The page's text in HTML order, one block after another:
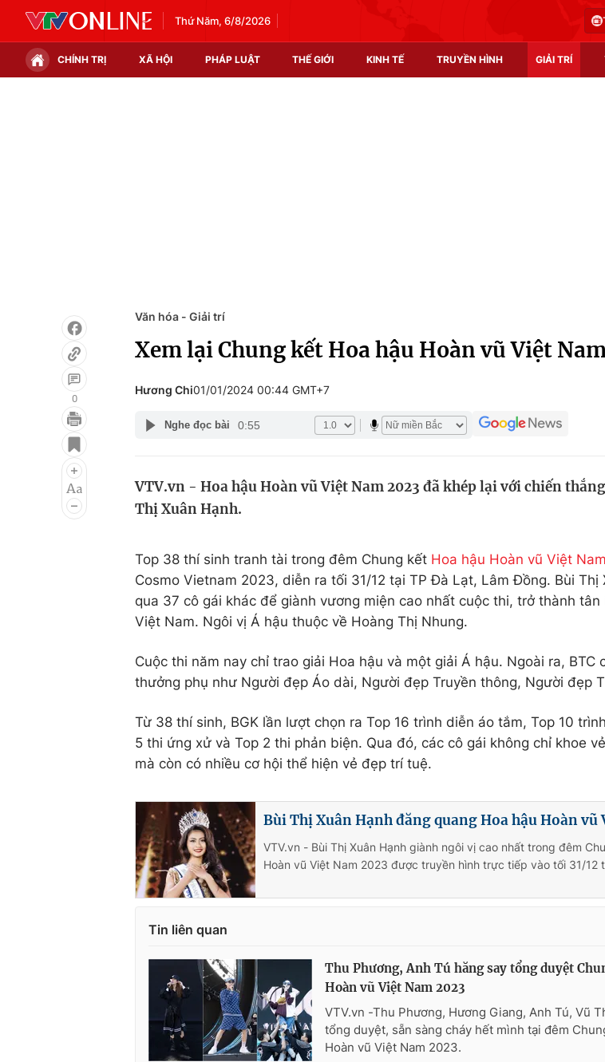
Thứ Năm, 6/8/2026
CHÍNH TRỊ XÃ HỘI PHÁP LUẬT THẾ GIỚI KINH TẾ TRUYỀN HÌNH GIẢI TRÍ
Điện ảnh
Âm nhạc
Làm đẹp
Giáo dục
Học trực tuyến
0
Văn hóa - Giải trí
Xem lại Chung kết Hoa hậu Hoàn vũ Việt
Hương Chi01/01/2024 00:44 GMT+7
Nghe đọc bài 0:55
VTV.vn - Hoa hậu Hoàn vũ Việt Nam 2023 đã khép lại với chiến
Thị Xuân Hạnh.
Top 38 thí sinh tranh tài trong đêm Chung kết Hoa hậu Hoàn vũ Việt
Cosmo Vietnam 2023, diễn ra tối 31/12 tại TP Đà Lạt, Lâm Đồng. Bùi Thị
qua 37 cô gái khác để giành vương miện cao nhất cuộc thi, trở thành tân
Việt Nam. Ngôi vị Á hậu thuộc về Hoàng Thị Nhung.
Cuộc thi năm nay chỉ trao giải Hoa hậu và một giải Á hậu. Ngoài ra, BTC
thưởng phụ như Người đẹp Áo dài, Người đẹp Truyền thông, Người đẹp
Từ 38 thí sinh, BGK lần lượt chọn ra Top 16 trình diễn áo tắm, Top 10
5 thi ứng xử và Top 2 thi phản biện. Qua đó, các cô gái không chỉ khoe
mà còn có nhiều cơ hội thể hiện vẻ đẹp trí tuệ.
Bùi Thị Xuân Hạnh đăng quang Hoa hậu Hoàn vũ
VTV.vn - Bùi Thị Xuân Hạnh giành ngôi vị cao nhất trong đêm
Hoàn vũ Việt Nam 2023 được truyền hình trực tiếp vào tối 31/12
Tin liên quan
Thu Phương, Anh Tú hăng say tổng duyệt
Hoàn vũ Việt Nam 2023
VTV.vn -Thu Phương, Hương Giang, Anh Tú, Vũ
tổng duyệt, sẵn sàng cháy hết mình tại đêm
Hoàn vũ Việt Nam 2023.